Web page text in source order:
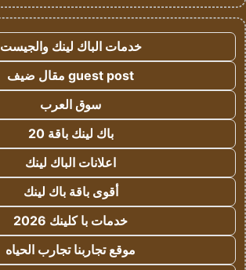
خدمات الباك لينك والجيست
guest post مقال ضيف
سوق العرب
باك لينك باقة 20
اعلانات الباك لينك
أقوى باقة باك لينك
خدمات با كلينك 2026
موقع تجاربنا تجارب الحياه